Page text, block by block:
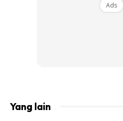
Ads
Yang lain